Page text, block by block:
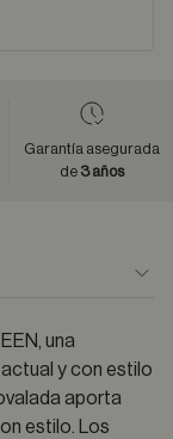
Garantía asegurada
de 3 años
una
y con estilo
aporta
estilo. Los